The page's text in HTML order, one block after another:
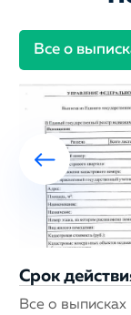
Все о
Срок
Все о